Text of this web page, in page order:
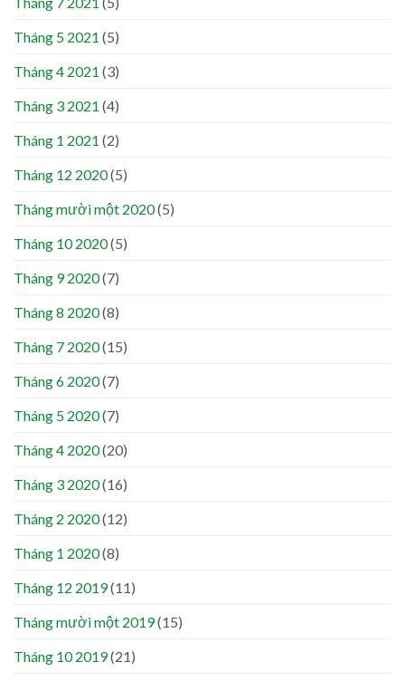
Tháng 5 2021 (5)
Tháng 4 2021 (3)
Tháng 3 2021 (4)
Tháng 1 2021 (2)
Tháng 12 2020(5)
Tháng mười một 2020(5)
Tháng 10 2020(5)
Tháng 9 2020(7)
Tháng 8 2020(8)
Tháng 7 2020(15)
Tháng 6 2020(7)
Tháng 5 2020(7)
Tháng 4 2020(20)
Tháng 3 2020(16)
Tháng 2 2020(12)
Tháng 1 2020(8)
Tháng 12 2019(11)
Tháng mười một 2019(15)
Tháng 10 2019(21)